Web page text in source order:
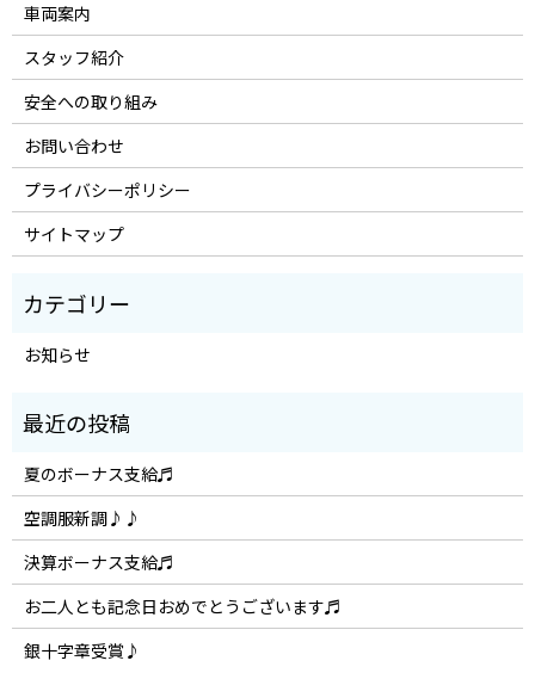
車両案内
スタッフ紹介
安全への取り組み
お問い合わせ
プライバシーポリシー
サイトマップ
お知らせ
夏のボーナス支給♬
空調服新調♪♪
決算ボーナス支給♬
お二人とも記念日おめでとうございます♬
銀十字章受賞♪